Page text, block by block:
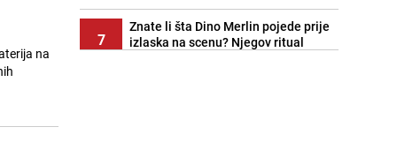
na
7
Znate li šta Dino Merlin pojede prije
izlaska na scenu? Njegov ritual